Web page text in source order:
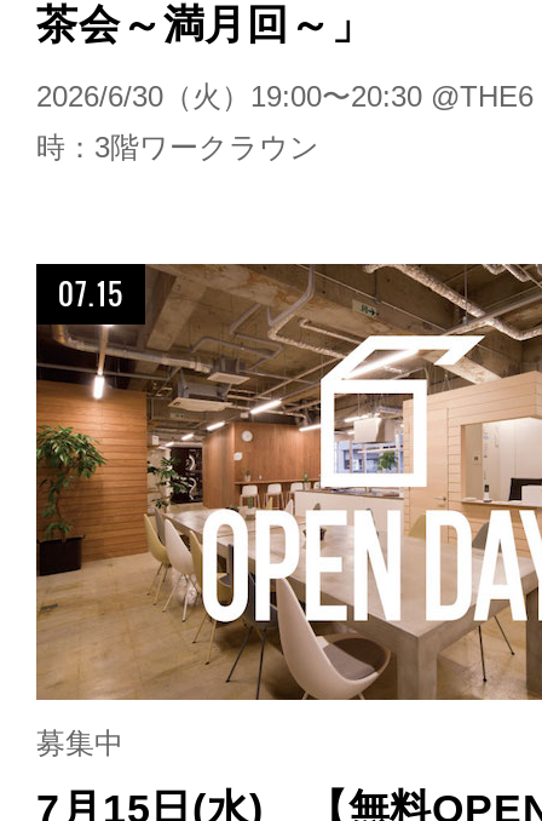
茶会～満月回～」
2026/6/30（火）19:00〜20:30
時：3階ワークラウン
07.15
募集中
7月15日(水) 【無料